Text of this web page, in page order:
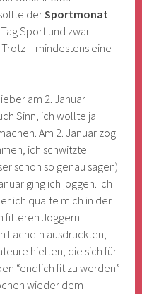
sollte derSportmonat
Sport und zwar –
– mindestens eine
am 2. Januar
Sinn, ich wollte ja
Am 2. Januar zog
ich schwitzte
schon so genau sagen)
ging ich joggen. Ich
ich quälte mich in der
fitteren Joggern
Lächeln ausdrückten,
hielten, die sich für
“endlich fit zu werden”
wieder dem